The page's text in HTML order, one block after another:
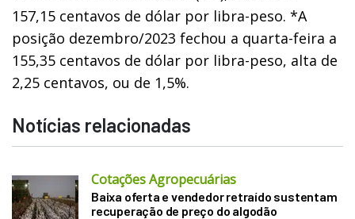
157,15 centavos de dólar por libra-peso. *A
posição dezembro/2023 fechou a quarta-feira a
155,35 centavos de dólar por libra-peso, alta de
2,25 centavos, ou de 1,5%.
Notícias relacionadas
Cotações Agropecuárias
Baixa oferta e vendedor retraído sustentam
recuperação de preço do algodão